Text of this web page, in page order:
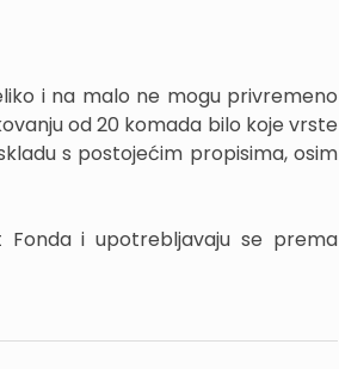
i na malo ne mogu privremeno
od 20 komada bilo koje vrste
s postojećim propisima, osim
i upotrebljavaju se prema